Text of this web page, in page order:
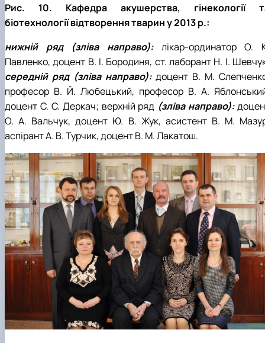
Рис. 10. Кафедра акушерства, гінекології
біотехнології відтворення тварин у 2013 р.:
нижній ряд (зліва направо): лікар-ординатор О.
Павленко, доцент В. І. Бородиня, ст. лаборант Н. І.
середній ряд (зліва направо):доцент В. М.
професор В. Й. Любецький, професор В. А.
доцент С. С. Деркач; верхній ряд (зліва направо):
О. А. Вальчук, доцент Ю. В. Жук, асистент В. М.
аспірант А. В. Турчик, доцент В. М. Лакатош.